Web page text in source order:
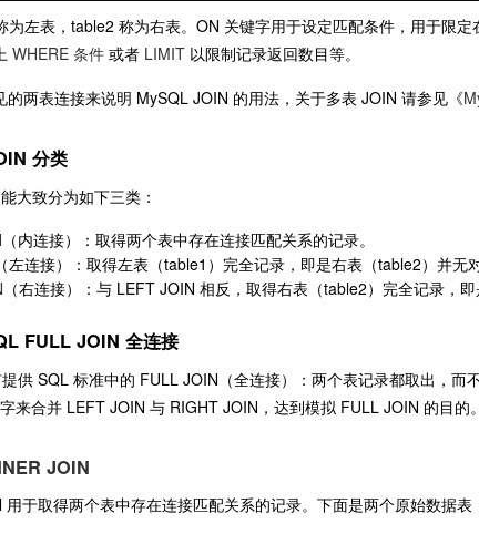
为左表，table2 称为右表。ON 关键字用于设定匹配条件，用于限
WHERE 条件 或者 LIMIT 以限制记录返回数目等。
的两表连接来说明 MySQL JOIN 的用法，关于多表 JOIN 请参见《
分类
大致分为如下三类：
（内连接）：取得两个表中存在连接匹配关系的记录。
（左连接）：取得左表（table1）完全记录，即是右表（table2）并无
（右连接）：与 LEFT JOIN 相反，取得右表（table2）完全记录，
FULL JOIN 全连接
供 SQL 标准中的 FULL JOIN（全连接）：两个表记录都取出，而
来合并 LEFT JOIN 与 RIGHT JOIN，达到模拟 FULL JOIN 的目的。
JOIN
用于取得两个表中存在连接匹配关系的记录。下面是两个原始数据表